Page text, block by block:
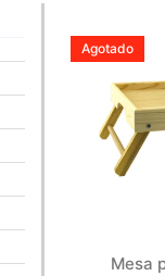
Agotado
Mesa